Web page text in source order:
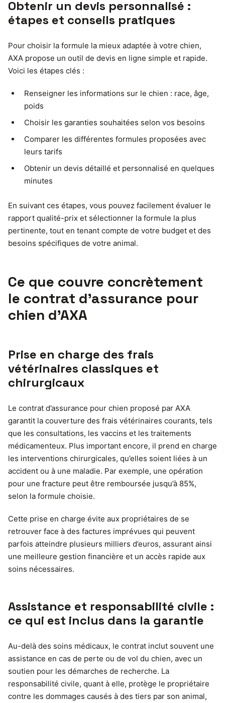
Obtenir un devis personnalisé :
étapes et conseils pratiques
Pour choisir la formule la mieux adaptée à votre chien,
AXA propose un outil de devis en ligne simple et rapide.
Voici les étapes clés :
Renseigner les informations sur le chien : race, âge,
poids
Choisir les garanties souhaitées selon vos besoins
Comparer les différentes formules proposées avec
leurs tarifs
Obtenir un devis détaillé et personnalisé en quelques
minutes
En suivant ces étapes, vous pouvez facilement évaluer le
rapport qualité-prix et sélectionner la formule la plus
pertinente, tout en tenant compte de votre budget et des
besoins spécifiques de votre animal.
Ce que couvre concrètement
le contrat d’assurance pour
chien d’AXA
Prise en charge des frais
vétérinaires classiques et
chirurgicaux
Le contrat d’assurance pour chien proposé par AXA
garantit la couverture des frais vétérinaires courants, tels
que les consultations, les vaccins et les traitements
médicamenteux. Plus important encore, il prend en charge
les interventions chirurgicales, qu’elles soient liées à un
accident ou à une maladie. Par exemple, une opération
pour une fracture peut être remboursée jusqu’à 85%,
selon la formule choisie.
Cette prise en charge évite aux propriétaires de se
retrouver face à des factures imprévues qui peuvent
parfois atteindre plusieurs milliers d’euros, assurant ainsi
une meilleure gestion financière et un accès rapide aux
soins nécessaires.
Assistance et responsabilité civile :
ce qui est inclus dans la garantie
Au-delà des soins médicaux, le contrat inclut souvent une
assistance en cas de perte ou de vol du chien, avec un
soutien pour les démarches de recherche. La
responsabilité civile, quant à elle, protège le propriétaire
contre les dommages causés à des tiers par son animal,